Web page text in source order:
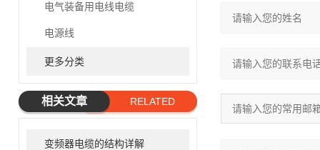
电气装备用电线电缆
电源线
更多分类
相关文章
RELATED
变频器电缆的结构详解